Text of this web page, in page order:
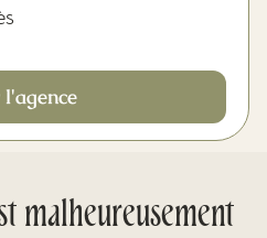
malheureusement